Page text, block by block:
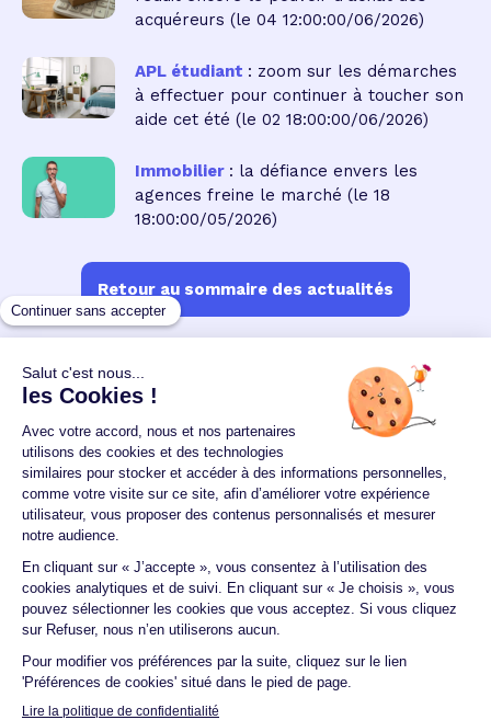
acquéreurs (le 04 12:00:00/06/2026)
APL étudiant : zoom sur les démarches
à effectuer pour continuer à toucher son
aide cet été (le 02 18:00:00/06/2026)
Immobilier : la défiance envers les
agences freine le marché (le 18
18:00:00/05/2026)
Retour au sommaire des actualités
Un crédit vous engage et doit être remboursé.
Vérifiez vos capacités de remboursement avant de
vous engager.
Aucun versement, de quelque nature que ce soit, ne
peut être exigé d'un particulier avant l'obtention
d'un ou plusieurs prêts d'argent.
© 2026 Guide du crédit •Plan du site• Mentions
Accessibilité Contact